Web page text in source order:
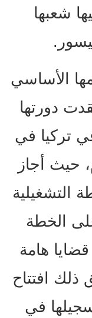
شعبها
الأساسي
دورتها
تركيا في
من 3-6/1/2019م، حيث أجاز
التشغيلية
الخطة
هامة
ذلك افتتاح
في